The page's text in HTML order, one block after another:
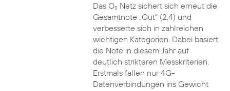
Das O2Netz sichert sich erneut die
Gesamtnote „Gut“ (2,4) und
verbesserte sich in zahlreichen
wichtigen Kategorien. Dabei basiert
die Note in diesem Jahr auf
deutlich strikteren Messkriterien.
Erstmals fallen nur 4G-
Datenverbindungen ins Gewicht